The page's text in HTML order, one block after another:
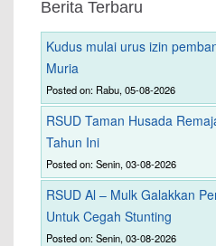
Berita Terbaru
Kudus mulai urus izin
Muria
Posted on: Rabu, 05-08-2026
RSUD Taman Husada
Tahun Ini
Posted on: Senin, 03-08-2026
RSUD Al – Mulk Galakkan
Untuk Cegah Stunting
Posted on: Senin, 03-08-2026